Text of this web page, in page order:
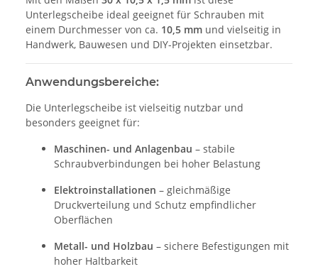
Unterlegscheibe ideal geeignet für Schrauben mit
einem Durchmesser von ca. 10,5 mm und vielseitig in
Handwerk, Bauwesen und DIY-Projekten einsetzbar.
Anwendungsbereiche:
Die Unterlegscheibe ist vielseitig nutzbar und
besonders geeignet für:
Maschinen- und Anlagenbau – stabile
Schraubverbindungen bei hoher Belastung
Elektroinstallationen – gleichmäßige
Druckverteilung und Schutz empfindlicher
Oberflächen
Metall- und Holzbau – sichere Befestigungen mit
hoher Haltbarkeit